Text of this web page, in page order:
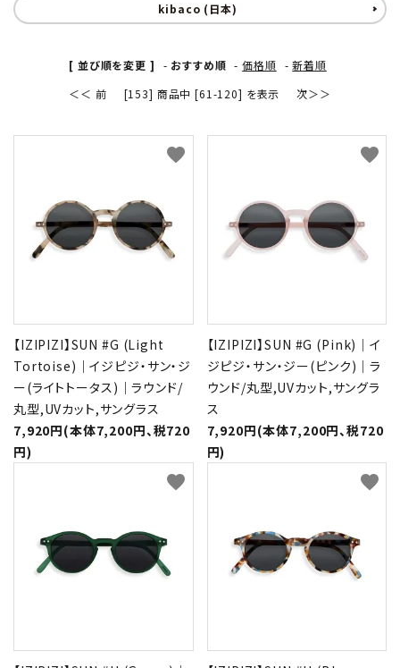
ブランドから選ぶ
形から選ぶ
SALE
コンテンツ
ACCOUNT MENU
ようこそ 会員名 様
meeting_room ログイン person 新規会員登録
kibaco (日本)
[ 並び順を変更 ] - おすすめ順 -価格順 -新着順
＜＜ 前
[153] 商品中 [61-120] を表示 次＞＞
【IZIPIZI】SUN #G (Light
Tortoise)｜イジピジ・サン・ジ
ー(ライトトータス)｜ラウンド/
丸型,UVカット,サングラス
7,920円(本体7,200円、税720
円)
favorite
【IZIPIZI】SUN #G (Pink)｜イ
ジピジ・サン・ジー(ピンク)｜ラ
ウンド/丸型,UVカット,サングラ
ス
7,920円(本体7,200円、税720
円)
favorite
favorite favorite